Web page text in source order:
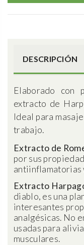
DESCRIPCIÓN
Elaborado con
extracto de
Ideal para
trabajo.
Extracto de
por sus
antiinflamatorias
Extracto
diablo, es una
interesantes
analgésicas. No
usadas para
musculares.